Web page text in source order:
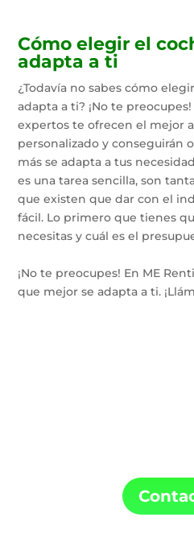
Cómo elegir el
adapta a ti
¿Todavía no sabes cómo
adapta a ti? ¡No te
expertos te ofrecen el mejor
personalizado y conseguirán
más se adapta a tus
es una tarea sencilla, son
que existen que dar con el
fácil. Lo primero que tienes
necesitas y cuál es el
¡No te preocupes! En ME
que mejor se adapta a ti.